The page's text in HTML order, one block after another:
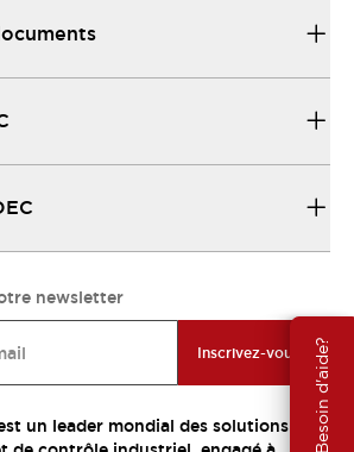
Besoin d'aide?
newsletter
Inscrivez-vous
un leader mondial des solutions